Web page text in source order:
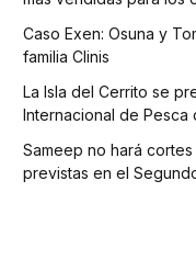
Caso Exen: Osuna y
familia Clinis
La Isla del Cerrito se
Internacional de Pesca
Sameep no hará
previstas en el